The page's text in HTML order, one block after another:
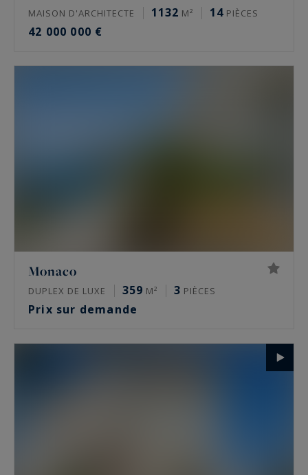
MAISON D'ARCHITECTE 1132 M² 14 PIÈCES
42 000 000 €
Monaco
DUPLEX DE LUXE 359 M² 3 PIÈCES
Prix sur demande